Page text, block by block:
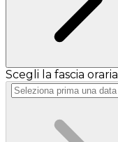
Scegli la fascia oraria